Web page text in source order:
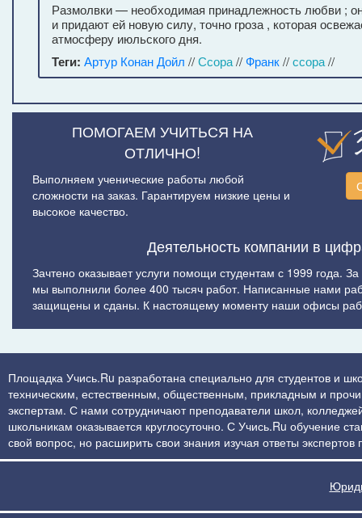
Размолвки — необходимая принадлежность любви ;
и придают ей новую силу, точно гроза , которая
атмосферу июльского дня.
Теги: Артур Конан Дойл //Ссора//Франк//ссора//
ПОМОГАЕМ УЧИТЬСЯ НА
ОТЛИЧНО!
Выполняем ученические работы любой
сложности на заказ. Гарантируем низкие цены и
высокое качество.
Деятельность компании в
Зачтено оказывает услуги помощи студентам с 1999 года.
мы выполнили более 400 тысяч работ. Написанные нами
защищены и сданы. К настоящему моменту наши офисы
Площадка Учись.Ru разработана специально для студентов и
техническим, естественным, общественным, прикладным и
экспертам. С нами сотрудничают преподаватели школ,
школьникам оказывается круглосуточно. С Учись.Ru обучение
свой вопрос, но расширить свои знания изучая ответы